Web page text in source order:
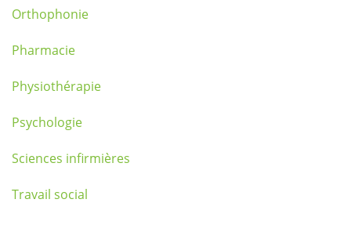
Orthophonie
Pharmacie
Physiothérapie
Psychologie
Sciences infirmières
Travail social